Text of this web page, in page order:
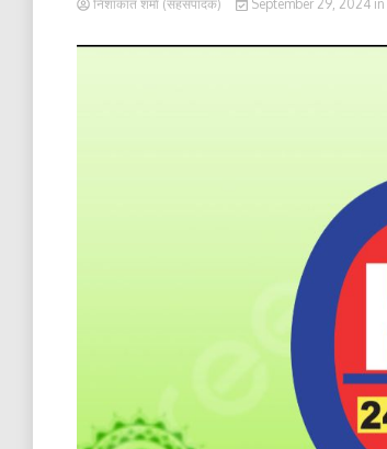
निशाकांत शर्मा (सहसंपादक) September 29, 2024 in